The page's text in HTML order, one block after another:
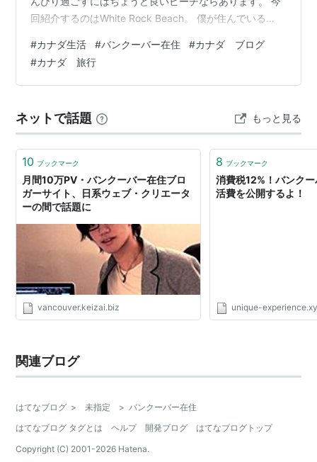
回紹介するのはWhite Rock Beach。 僕が住んでいる
ると思います。 ちなみにこんな感じです。 日本の海水浴
場のように混んでません（ポジティブ）。 家族連れには
いいと思いますが、大人だけだとテント張ってビーチ眺
観が良いし、レストランやアイスクリーム屋などが充実
してる…
#カナダ生活 #バンクーバー在住 #カナダ ブログ
#カナダ 旅行
ネットで話題 もっと見る
10 ブックマーク
月間10万PV・バンクーバー在住ブロ
ガーサイト、日系ウェブ・クリエータ
ーの間で話題に
vancouver.keizai.biz
8 ブックマーク
消費税12%！バンク
活費を公開するよ！
unique-
関連ブログ
はてなブログ > 未指定 > バンクーバー在住
はてなブログ タグとは
ヘルプ 開発ブログ
はてなブログトップ
Copyright (C) 2001-2026 Hatena.